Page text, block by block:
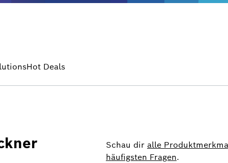
Hot Deals
Schau dir alle
häufigsten Fragen.